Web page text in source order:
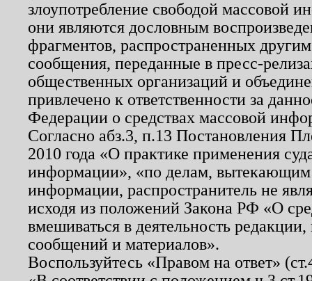
злоупотребление свободой массовой
они являются дословным
фрагментов, распространенных
сообщения, переданные в пресс-
общественных организаций и
привлечено к ответственности за
Федерации о средствах массовой
Согласно абз.3, п.13 Постановления
2010 года «О практике применения
информации», «по делам, вытекающим
информации, распространитель не
исходя из положений Закона РФ «О
вмешиваться в деятельность
сообщений и материалов».
Воспользуйтесь «Правом на ответ»